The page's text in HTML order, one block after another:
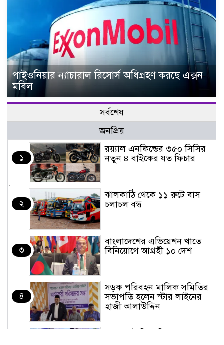
পাইওনিয়ার ন্যাচারাল রিসোর্স অধিগ্রহণ করছে এক্সন
মবিল
সর্বশেষ
জনপ্রিয়
১
র‌য়্যাল এনফিল্ডের ৩৫০ সিসির
নতুন ৪ বাইকের যত ফিচার
২
ঝালকাঠি থেকে ১১ রুটে বাস
চলাচল বন্ধ
৩
বাংলাদেশের এভিয়েশন খাতে
বিনিয়োগে আগ্রহী ১০ দেশ
৪
সড়ক পরিবহন মালিক সমিতির
সভাপতি হলেন স্টার লাইনের
হাজী আলাউদ্দিন